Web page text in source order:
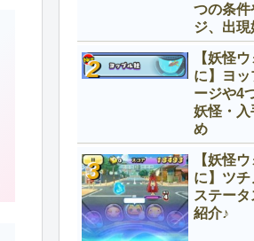
つの条件
ジ、出
【妖怪
に】ヨ
ージや4
妖怪・入
め
【妖怪
に】ツ
ステー
紹介♪